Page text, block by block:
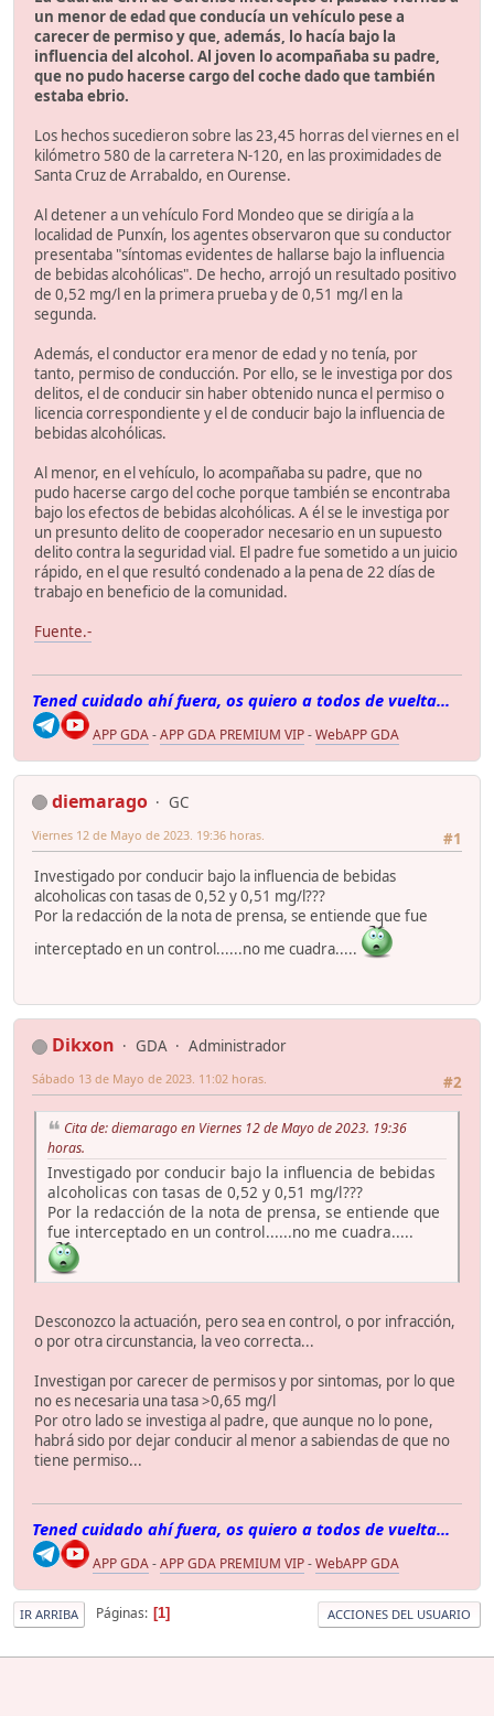
un menor de edad que conducía un vehículo pese a
carecer de permiso y que, además, lo hacía bajo la
influencia del alcohol. Al joven lo acompañaba su padre,
que no pudo hacerse cargo del coche dado que también
estaba ebrio.
Los hechos sucedieron sobre las 23,45 horras del viernes en el
kilómetro 580 de la carretera N-120, en las proximidades de
Santa Cruz de Arrabaldo, en Ourense.
Al detener a un vehículo Ford Mondeo que se dirigía a la
localidad de Punxín, los agentes observaron que su conductor
presentaba "síntomas evidentes de hallarse bajo la influencia
de bebidas alcohólicas". De hecho, arrojó un resultado positivo
de 0,52 mg/l en la primera prueba y de 0,51 mg/l en la
segunda.
Además, el conductor era menor de edad y no tenía, por
tanto, permiso de conducción. Por ello, se le investiga por dos
delitos, el de conducir sin haber obtenido nunca el permiso o
licencia correspondiente y el de conducir bajo la influencia de
bebidas alcohólicas.
Al menor, en el vehículo, lo acompañaba su padre, que no
pudo hacerse cargo del coche porque también se encontraba
bajo los efectos de bebidas alcohólicas. A él se le investiga por
un presunto delito de cooperador necesario en un supuesto
delito contra la seguridad vial. El padre fue sometido a un juicio
rápido, en el que resultó condenado a la pena de 22 días de
trabajo en beneficio de la comunidad.
Fuente.-
Tened cuidado ahí fuera, os quiero a todos de vuelta...
APP GDA-APP GDA PREMIUM VIP-WebAPP GDA
diemarago
GC
#1
Viernes 12 de Mayo de 2023. 19:36 horas.
Investigado por conducir bajo la influencia de bebidas
alcoholicas con tasas de 0,52 y 0,51 mg/l???
Por la redacción de la nota de prensa, se entiende que fue
interceptado en un control......no me cuadra.....
Dikxon GDA
Administrador
#2
Sábado 13 de Mayo de 2023. 11:02 horas.
Cita de: diemarago en Viernes 12 de Mayo de 2023. 19:36
horas.
Investigado por conducir bajo la influencia de bebidas
alcoholicas con tasas de 0,52 y 0,51 mg/l???
Por la redacción de la nota de prensa, se entiende que
fue interceptado en un control......no me cuadra.....
Desconozco la actuación, pero sea en control, o por infracción,
o por otra circunstancia, la veo correcta...
Investigan por carecer de permisos y por sintomas, por lo que
no es necesaria una tasa >0,65 mg/l
Por otro lado se investiga al padre, que aunque no lo pone,
habrá sido por dejar conducir al menor a sabiendas de que no
tiene permiso...
Tened cuidado ahí fuera, os quiero a todos de vuelta...
APP GDA-APP GDA PREMIUM VIP-WebAPP GDA
IR ARRIBA Páginas 1 ACCIONES DEL USUARIO